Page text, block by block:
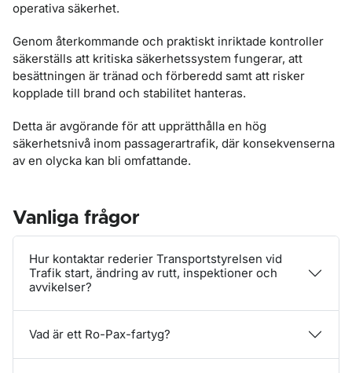
operativa säkerhet.
Genom återkommande och praktiskt inriktade kontroller
säkerställs att kritiska säkerhetssystem fungerar, att
besättningen är tränad och förberedd samt att risker
kopplade till brand och stabilitet hanteras.
Detta är avgörande för att upprätthålla en hög
säkerhetsnivå inom passagerartrafik, där konsekvenserna
av en olycka kan bli omfattande.
Vanliga frågor
Hur kontaktar rederier Transportstyrelsen vid
Trafik start, ändring av rutt, inspektioner och
avvikelser?
Vad är ett Ro-Pax-fartyg?